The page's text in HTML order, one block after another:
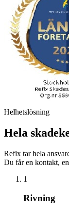
Helhetslösning
Hela
Refix tar hela
Du får en kontakt,
1
Rivning